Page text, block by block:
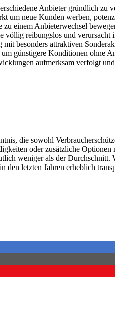
Anbieter gründlich zu
um neue Kunden werben,
einem Anbieterwechsel
völlig reibungslos und verursacht
besonders attraktiven
günstigere Konditionen ohne
aufmerksam verfolgt
die sowohl
oder zusätzliche Optionen
weniger als der Durchschnitt.
letzten Jahren erheblich